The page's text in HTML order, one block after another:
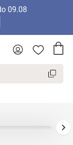
09.08